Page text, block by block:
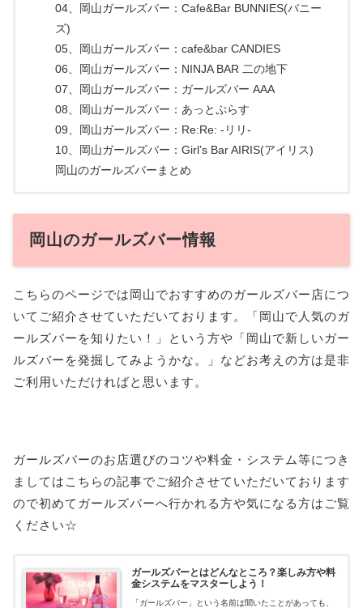
04、岡山ガールズバー：Cafe&Bar BUNNIES(バニー
ズ)
05、岡山ガールズバー：cafe&bar CANDIES
06、岡山ガールズバー：NINJA BAR 二の地下
07、岡山ガールズバー：ガールズバー AAA
08、岡山ガールズバー：あっとぷらす
09、岡山ガールズバー：Re:Re: -リリ-
10、岡山ガールズバー：Girl’s Bar AIRIS(アイリス)
岡山のガールズバーまとめ
岡山のガールズバー情報
こちらのページでは岡山でおすすめのガールズバー店につ
いてご紹介させていただいております。「岡山で人気のガ
ールズバーを知りたい！」という方や「岡山で新しいガー
ルズバーを発掘してみようかな。」などお考えの方は是非
ご利用いただければと思います。
ガールズバーのお店選びのコツや料金・システム等につき
ましてはこちらの記事でご紹介させていただいております
ので初めてガールズバーへ行かれる方や気になる方はご覧
ください☆
ガールズバーとはどんなところ？楽しみ方や料
金システムをマスターしよう！
「ガールズバー」という名前は聞いたことがあっても、